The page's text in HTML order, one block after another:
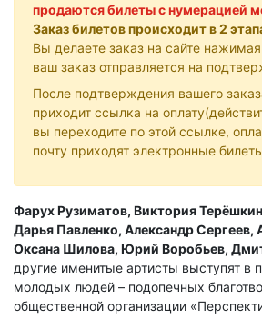
продаются билеты c нумерацией
Заказ билетов происходит в 2
Вы делаете заказ на сайте нажимая
ваш заказ отправляется на
После подтверждения вашего
приходит ссылка на
вы переходите по этой ссылке,
почту приходят электронные
Фарух Рузиматов, Виктория
Дарья Павленко, Александр Сергеев,
Оксана Шилова, Юрий Воробьев,
другие именитые артисты выступят в
молодых людей – подопечных
общественной организации